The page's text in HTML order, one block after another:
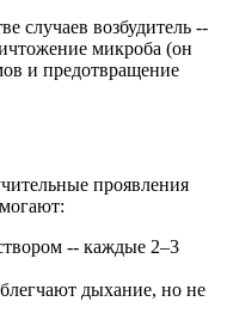
случаев возбудитель --
микроба (он
и предотвращение
проявления
-- каждые 2–3
дыхание, но не